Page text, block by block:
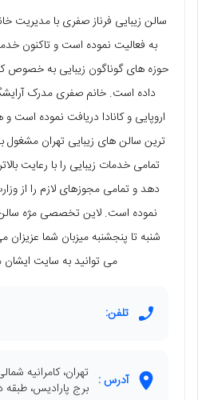
به فعالیت نموده است و تاکنون
حوزه‌ های گوناگون زیبایی به خصوص
داده است. خانم صفری مدرک
اروپایی و کانادا دریافت نموده است
ترین سالن‌ های زیبایی تهران
تمامی خدمات زیبایی را با رعایت
دهد و تمامی مجوزهای لازم را از
نموده است. لاین تخصصی مژه
شنبه تا پنجشنبه میزبان شما عزیزان
می‌ توانید به سایت ایشان
تلفن:
آدرس : تهران، کامرانیه
برج پارادیس،